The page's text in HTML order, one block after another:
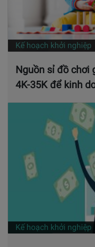
Kế hoạch khởi nghiệp
Nguồn sỉ đồ chơi
4K-35K để kinh
Kế hoạch khởi nghiệp